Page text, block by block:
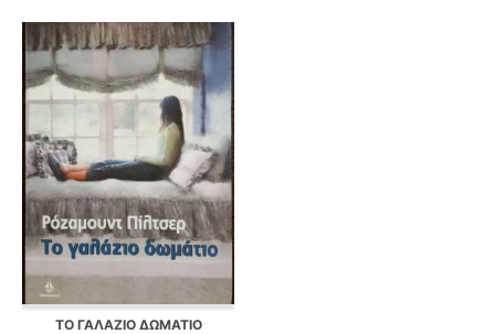
ΤΟ ΓΑΛΑΖΙΟ ΔΩΜΑΤΙΟ